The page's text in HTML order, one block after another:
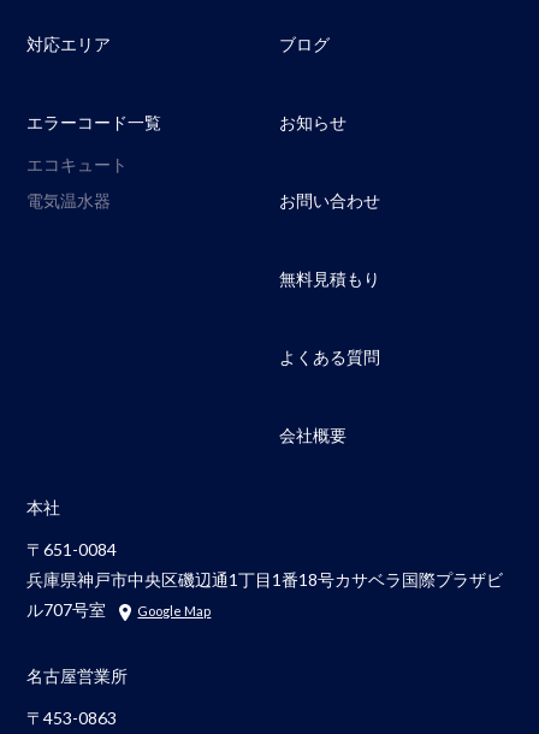
対応エリア
エラーコード一覧
エコキュート
電気温水器
ブログ
お知らせ
お問い合わせ
無料見積もり
よくある質問
会社概要
本社
〒651-0084
兵庫県神戸市中央区磯辺通1丁目1番18号カサベラ国際プラザビ
ル707号室
Google Map
名古屋営業所
〒453-0863